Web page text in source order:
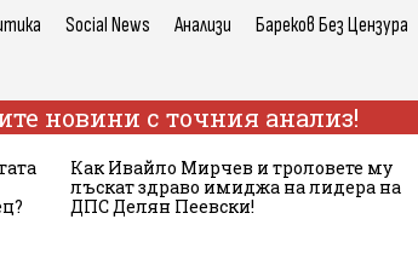
Social News Анализи Бареков Без Цензура
новини с точния анализ!
Как Ивайло Мирчев и троловете му
лъскат здраво имиджа на лидера на
ДПС Делян Пеевски!